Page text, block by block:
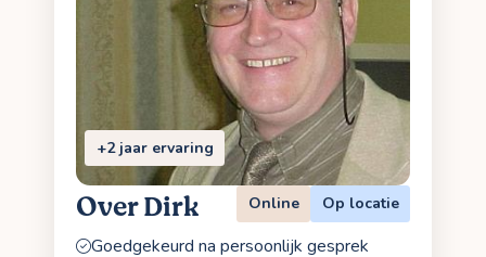
+2 jaar ervaring
Over Dirk Online Op locatie
Goedgekeurd na persoonlijk gesprek